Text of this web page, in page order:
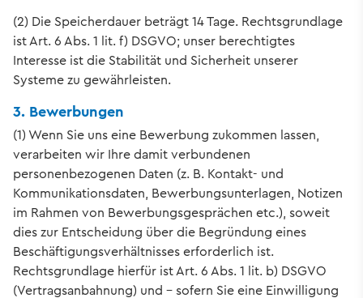
(2) Die Speicherdauer beträgt 14 Tage. Rechtsgrundlage
ist Art. 6 Abs. 1 lit. f) DSGVO; unser berechtigtes
Interesse ist die Stabilität und Sicherheit unserer
Systeme zu gewährleisten.
3. Bewerbungen
(1) Wenn Sie uns eine Bewerbung zukommen lassen,
verarbeiten wir Ihre damit verbundenen
personenbezogenen Daten (z. B. Kontakt- und
Kommunikationsdaten, Bewerbungsunterlagen, Notizen
im Rahmen von Bewerbungsgesprächen etc.), soweit
dies zur Entscheidung über die Begründung eines
Beschäftigungsverhältnisses erforderlich ist.
Rechtsgrundlage hierfür ist Art. 6 Abs. 1 lit. b) DSGVO
(Vertragsanbahnung) und – sofern Sie eine Einwilligung